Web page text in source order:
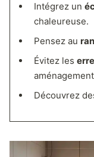
Intégrez un
chaleureuse.
Pensez au
Évitez les
Découvrez